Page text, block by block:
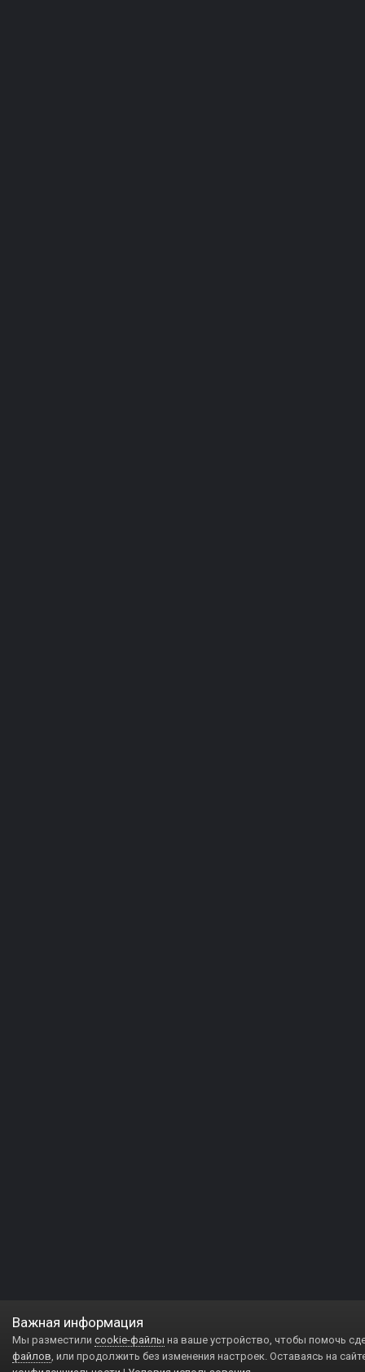
Важная информация
Мы разместили cookie-файлы на ваше устройство, чтобы помочь
файлов, или продолжить без изменения настроек. Оставаясь на